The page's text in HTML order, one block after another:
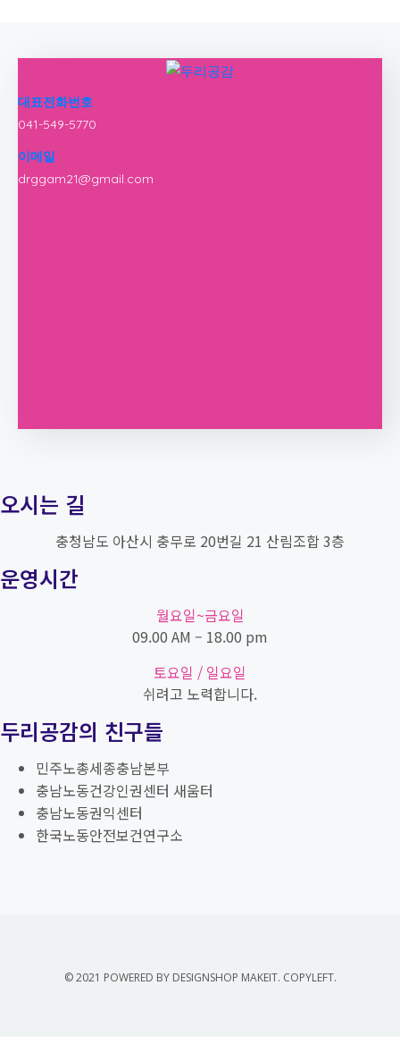
대표전화번호
041-549-5770
이메일
drggam21@gmail.com
오시는 길
충청남도 아산시 충무로 20번길 21 산림조합 3층
운영시간
월요일~금요일
09.00 AM – 18.00 pm
토요일 / 일요일
쉬려고 노력합니다.
두리공감의 친구들
민주노총세종충남본부
충남노동건강인권센터 새움터
충남노동권익센터
한국노동안전보건연구소
© 2021 POWERED BY DESIGNSHOP MAKEIT. COPYLEFT.